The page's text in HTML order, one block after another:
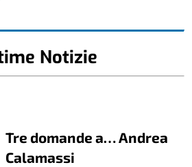
Notizie
Tre domande a… Andrea
Calamassi